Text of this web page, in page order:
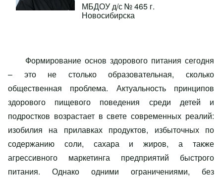
МБДОУ д/с № 465 г.
Новосибирска
Формирование основ здорового питания сегодня
– это не столько образовательная, сколько
общественная проблема. Актуальность принципов
здорового пищевого поведения среди детей и
подростков возрастает в свете современных реалий:
изобилия на прилавках продуктов, избыточных по
содержанию соли, сахара и жиров, а также
агрессивного маркетинга предприятий быстрого
питания. Однако одними ограничениями, без